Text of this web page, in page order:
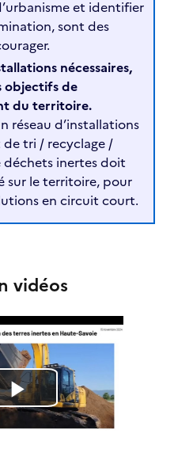
et identifier
sont des
nécessaires,
objectifs de
du territoire.
réseau d’installations
tri / recyclage /
inertes doit
sur le territoire, pour
en circuit court.
vidéos
L